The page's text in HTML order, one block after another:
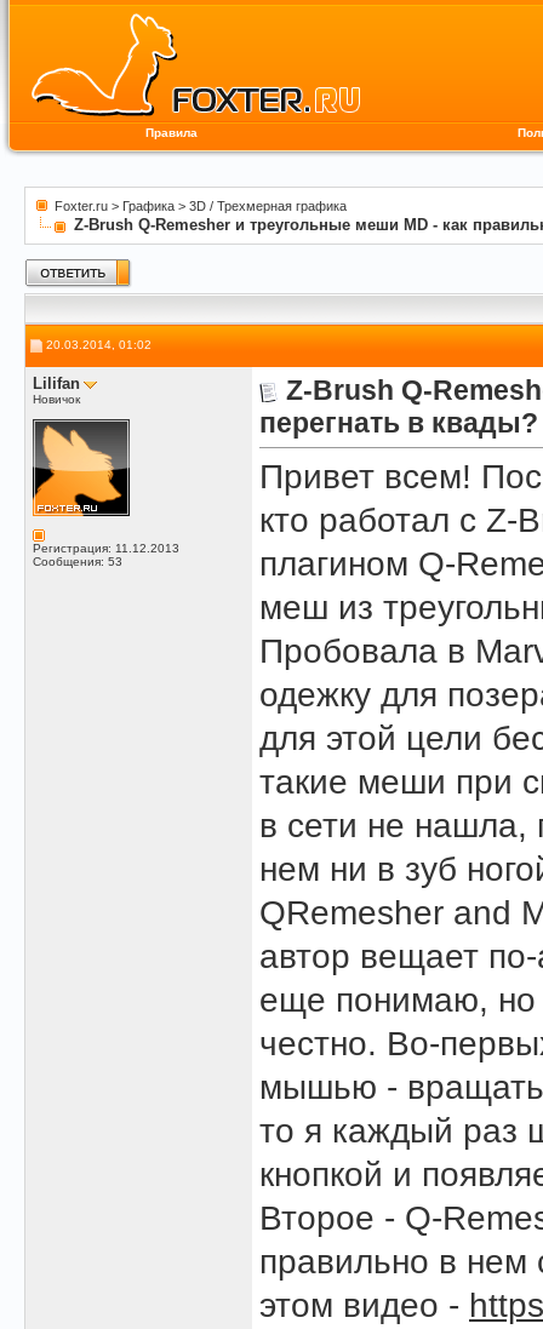
Правила
Foxter.ru > Графика > 3D / Трехмерная графика
Z-Brush Q-Remesher и треугольные меши MD - как
20.03.2014, 01:02
Lilifan
Новичок
Регистрация: 11.12.2013
Сообщения: 53
Z-Brush Q-
перегнать в квады?
Привет всем!
кто работал с Z-
плагином Q-
меш из
Пробовала в
одежку для
для этой цели
такие меши при
в сети не нашла,
нем ни в зуб
QRemesher and
автор вещает
еще понимаю, но
честно. Во-
мышью - вращать
то я каждый раз
кнопкой и
Второе - Q-
правильно в нем
этом видео -